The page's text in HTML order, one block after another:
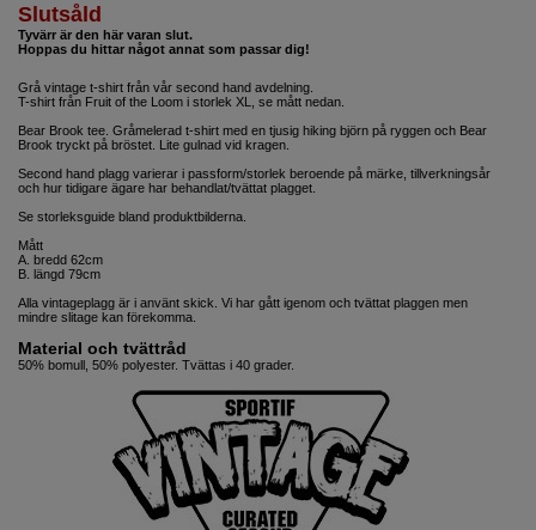
Slutsåld
Tyvärr är den här varan slut.
Hoppas du hittar något annat som passar dig!
Grå vintage t-shirt från vår second hand avdelning.
T-shirt från Fruit of the Loom i storlek XL, se mått nedan.
Bear Brook tee. Gråmelerad t-shirt med en tjusig hiking björn på ryggen och Bear
Brook tryckt på bröstet. Lite gulnad vid kragen.
Second hand plagg varierar i passform/storlek beroende på märke, tillverkningsår
och hur tidigare ägare har behandlat/tvättat plagget.
Se storleksguide bland produktbilderna.
Mått
A. bredd 62cm
B. längd 79cm
Alla vintageplagg är i använt skick. Vi har gått igenom och tvättat plaggen men
mindre slitage kan förekomma.
Material och tvättråd
50% bomull, 50% polyester. Tvättas i 40 grader.